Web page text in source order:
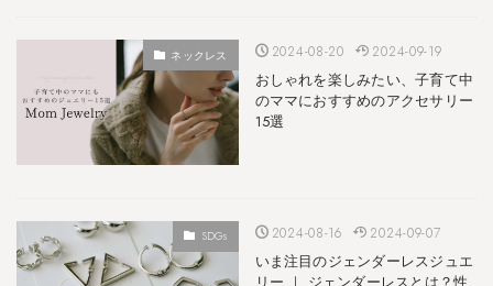
ネックレス 2024-08-20 2024-09-19
おしゃれを楽しみたい、子育て中
のママにおすすめのアクセサリー
15選
SDGs 2024-08-16 2024-09-07
いま注目のジェンダーレスジュエ